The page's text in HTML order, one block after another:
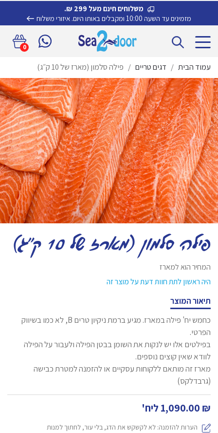
משלוחים חינם מעל 299 ₪.
מזמינים עד השעה 10:00 ומקבלים באותו היום.
איזורי משלוח
דלג
לניווט
לדלג
לתוכן
0
עמוד הבית / דגים טריים / פילה סלמון (מארז של 10 ק״ג)
פילה סלמון (מארז של 10 ק״ג)
המחיר הוא למארז
היה ראשון לתת חוות דעת על מוצר זה
תיאור המוצר
כחמש יח' פילה במארז. מגיע ברמת ניקיון טרים B, לא כמו בשיווק
הפרטי.
בפילטים אלו יש לנקות את השומן בבטן הפילה ולעבור על הפילה
לוודא שאין קוצים נוספים.
מארז זה מותאם ללקוחות עסקיים או להזמנה למטרת כבישה
(גרבדלקס)
1,090.00 ₪ ליח'